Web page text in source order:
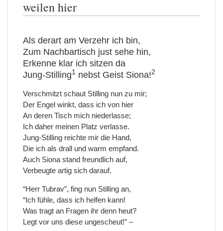
weilen hier
Als derart am Verzehr ich bin,
Zum Nachbartisch just sehe hin,
Erkenne klar ich sitzen da
Jung-Stilling1 nebst Geist Siona!2
Verschmitzt schaut Stilling nun zu mir;
Der Engel winkt, dass ich von hier
An deren Tisch mich niederlasse;
Ich daher meinen Platz verlasse.
Jung-Stilling reichte mir die Hand,
Die ich als drall und warm empfand.
Auch Siona stand freundlich auf,
Verbeugte artig sich darauf.
“Herr Tubrav”, fing nun Stilling an,
“Ich fühle, dass ich helfen kann!
Was tragt an Fragen ihr denn heut?
Legt vor uns diese ungescheut!” –